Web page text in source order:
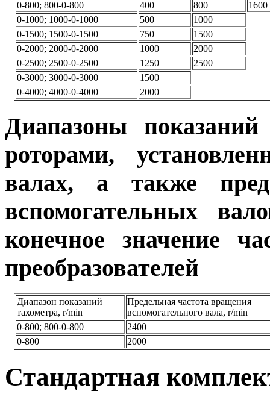
0-800; 800-0-800 400 800
1600
0-1000; 1000-0-1000
500
1000
0-1500; 1500-0-1500
750
1500
0-2000; 2000-0-2000
1000
2000
0-2500; 2500-0-2500
1250
2500
0-3000; 3000-0-3000
1500
0-4000; 4000-0-4000
2000
Диапазоны
роторами,
валах, а также
вспомогательных
конечное значение
преобразователей
Диапазон показаний
тахометра, r/min
Предельная частота вращения
вспомогательного вала, r/min
0-800; 800-0-800
2400
0-800
2000
Стандартная